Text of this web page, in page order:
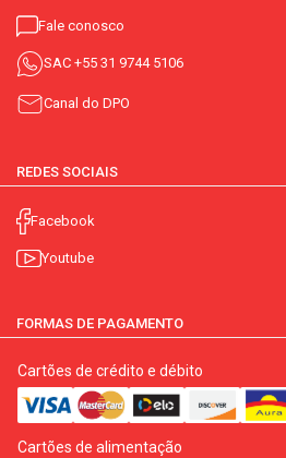
Fale conosco
SAC +55 31 9744 5106
Canal do DPO
REDES SOCIAIS
Facebook
Youtube
FORMAS DE PAGAMENTO
Cartões de crédito e débito
Cartões de alimentação